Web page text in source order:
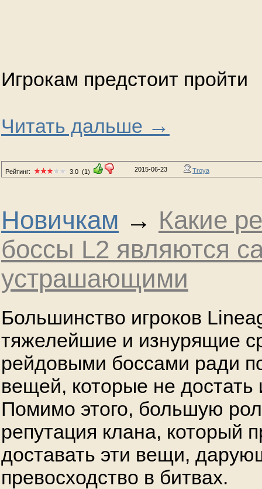
Игрокам предстоит пройти
Читать дальше →
Рейтинг: 3.0 (1) 2015-06-23 Troya
Новичкам → Какие
боссы L2 являются
устрашающими
Большинство игроков
тяжелейшие и изнурящие
рейдовыми боссами ради
вещей, которые не
Помимо этого, большую
репутация клана, который
доставать эти вещи,
превосходство в битвах.